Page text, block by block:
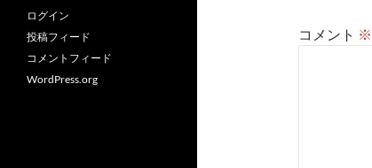
コメント ※
ログイン
投稿フィード
コメントフィード
WordPress.org